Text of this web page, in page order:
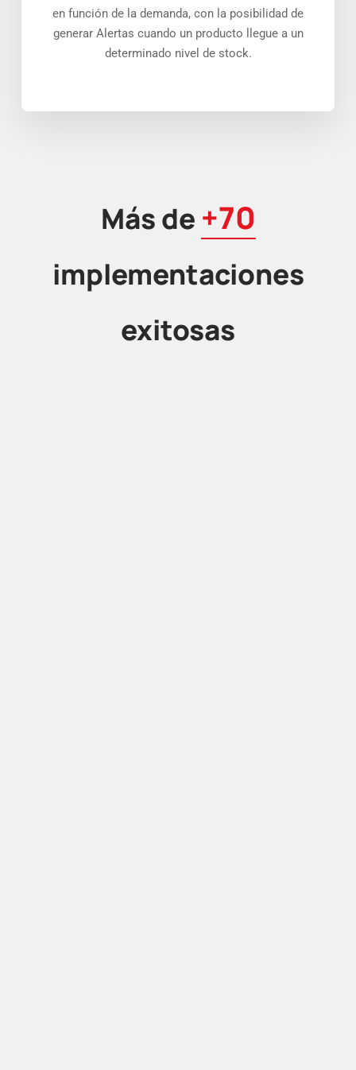
en función de la demanda, con la posibilidad de
generar Alertas cuando un producto llegue a un
determinado nivel de stock.
Más de +70
implementaciones
exitosas